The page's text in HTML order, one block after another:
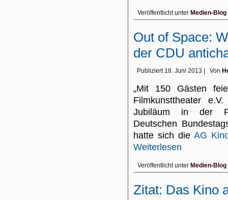
Veröffentlicht unter Medien-Blog
Out of Space:
der CDU
Publiziert 18. Juni 2013 Von
„Mit 150 Gästen
Filmkunsttheater
Jubiläum in der
Deutschen
hatte sich dieAG
Weiterlesen
Veröffentlicht unter Medien-Blog
Zitat: Das Kino